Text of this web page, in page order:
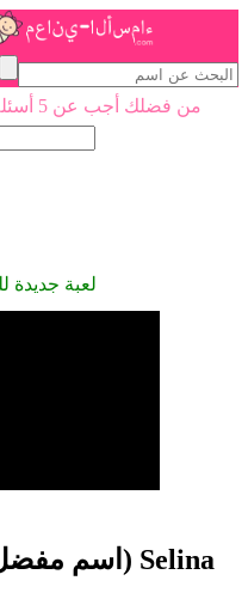
من فضلك أجب عن 5 أسئلة عن اسمك الأول: اسمك هو:
لعبة جديدة
Selina (اسم مفضل)